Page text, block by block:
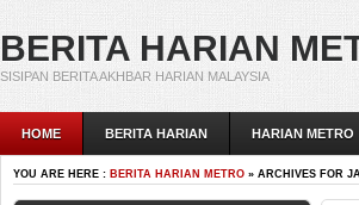
BERITA HARIAN
SISIPAN BERITA AKHBAR HARIAN MALAYSIA
HOME BERITA HARIAN HARIAN METRO
YOU ARE HERE : BERITA HARIAN METRO » ARCHIVES FOR